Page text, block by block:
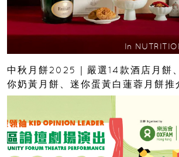
In
中秋月餅2025｜嚴選14款酒店月餅
你奶黃月餅、迷你蛋黃白蓮蓉月餅推